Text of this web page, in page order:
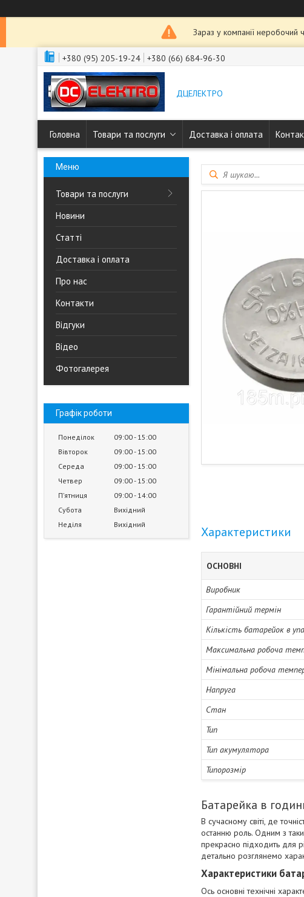
Зараз у компанії
+380 (95) 205-19-24 +380 (66) 684-96-30
ДЦЕЛЕКТРО
Головна Товари та послуги Доставка і оплата
Товари та послуги
Новини
Статті
Доставка і оплата
Про нас
Контакти
Відгуки
Відео
Фотогалерея
Графік роботи
Понеділок 09:00 15:00
Вівторок
09:00 15:00
Середа
09:00 15:00
Четвер
09:00 15:00
Пʼятниця
09:00 14:00
Субота
Вихідний
Неділя
Вихідний Характеристики
ОСНОВНІ
Виробник
Гарантійний термін
Кількість батарейок в
Максимальна робоча
Мінімальна робоча
Напруга
Стан
Тип
Тип акумулятора
Типорозмір
Батарейка в
В сучасному світі, де
останню роль. Одним з
прекрасно підходить для
детально розглянемо
Характеристики
Ось основні технічні